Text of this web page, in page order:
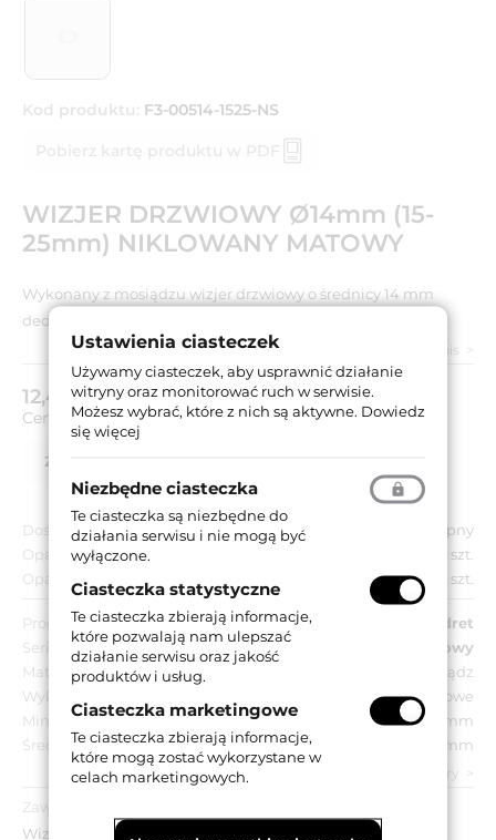
Kod produktu: F3-00514-1525-NS
Pobierz kartę produktu w PDF
WIZJER DRZWIOWY Ø14mm (15-
25mm) NIKLOWANY MATOWY
Wykonany z mosiądzu wizjer drzwiowy o średnicy 14 mm
dedykowany do drzwi o grubości skrzydła 15-25 mm.
Zobacz pełny opis
12,44 złbrutto (z VAT 23%)
Cena za:szt.
Zapytaj o produkt
Dostępność:
Dostępny
Opakowanie jednostkowe:
1 szt.
Opakowanie zbiorcze:
40 szt.
Producent:
Pedret
Seria:
Wizjer drzwiowy
Materiał:
Mosiądz
Wykończenie:
Niklowane matowe
Minimalna grubość drzwi:
15 ÷ 25 mm
Średnica otworu:
14 mm
zobacz wszystkie parametry
Zawartość opakowania:
Wizjer drzwiowy.
Ustawienia ciasteczek
Używamy ciasteczek, aby usprawnić działanie
witryny oraz monitorować ruch w serwisie.
Możesz wybrać, które z nich są aktywne. Dowiedz
się więcej
Niezbędne ciasteczka
Te ciasteczka są niezbędne do
działania serwisu i nie mogą być
wyłączone.
Ciasteczka statystyczne
Te ciasteczka zbierają informacje,
które pozwalają nam ulepszać
działanie serwisu oraz jakość
produktów i usług.
Ciasteczka marketingowe
Te ciasteczka zbierają informacje,
które mogą zostać wykorzystane w
celach marketingowych.